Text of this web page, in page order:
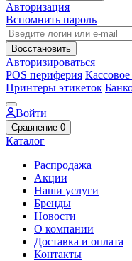
Авторизация
Вспомнить пароль
Восстановить
Авторизироваться
POS периферия
Принтеры этикеток
Войти
Сравнение 0
Каталог
Распродажа
Акции
Наши услуги
Бренды
Новости
О компании
Доставка и оплата
Контакты